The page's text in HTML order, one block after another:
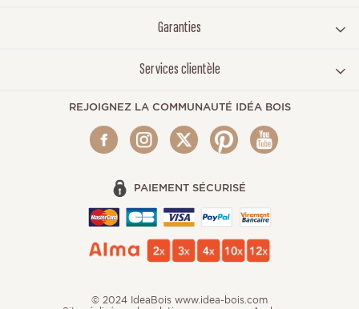
Garanties
Services clientèle
REJOIGNEZ LA COMMUNAUTÉ IDÉA BOIS
PAIEMENT SÉCURISÉ
© 2024 IdeaBois www.idea-bois.com